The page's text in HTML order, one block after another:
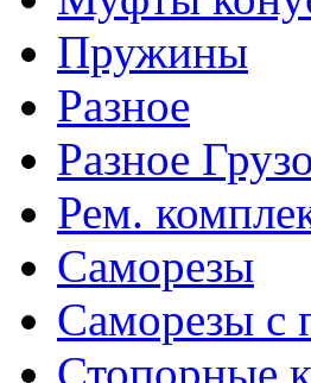
Пружины
Разное
Разное
Рем.
Саморезы
Саморезы с
Стопорные